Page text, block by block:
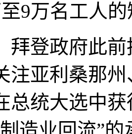
9万名工人
登政府此前
注亚利桑那
总统大选中